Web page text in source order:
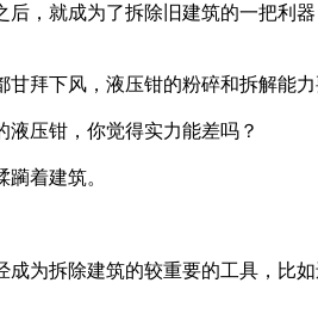
，就成为了拆除旧建筑的一把利
拜下风，液压钳的粉碎和拆解能力
压钳，你觉得实力能差吗？
着建筑。
为拆除建筑的较重要的工具，比如